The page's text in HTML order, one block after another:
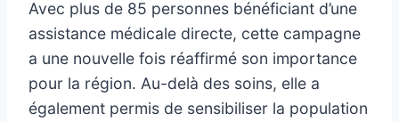
Avec plus de 85 personnes bénéficiant d’une
assistance médicale directe, cette campagne
a une nouvelle fois réaffirmé son importance
pour la région. Au-delà des soins, elle a
également permis de sensibiliser la population